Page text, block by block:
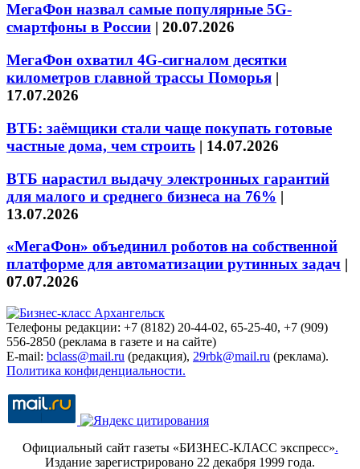
МегаФон назвал самые популярные 5G-
смартфоны в России | 20.07.2026
МегаФон охватил 4G-сигналом десятки
километров главной трассы Поморья |
17.07.2026
ВТБ: заёмщики стали чаще покупать готовые
частные дома, чем строить | 14.07.2026
ВТБ нарастил выдачу электронных гарантий
для малого и среднего бизнеса на 76% |
13.07.2026
«МегаФон» объединил роботов на собственной
платформе для автоматизации рутинных задач |
07.07.2026
Телефоны редакции: +7 (8182) 20-44-02, 65-25-40, +7 (909)
556-2850 (реклама в газете и на сайте)
E-mail: bclass@mail.ru (редакция), 29rbk@mail.ru (реклама).
Политика конфиденциальности.
Официальный сайт газеты «БИЗНЕС-КЛАСС экспресс».
Издание зарегистрировано 22 декабря 1999 года.